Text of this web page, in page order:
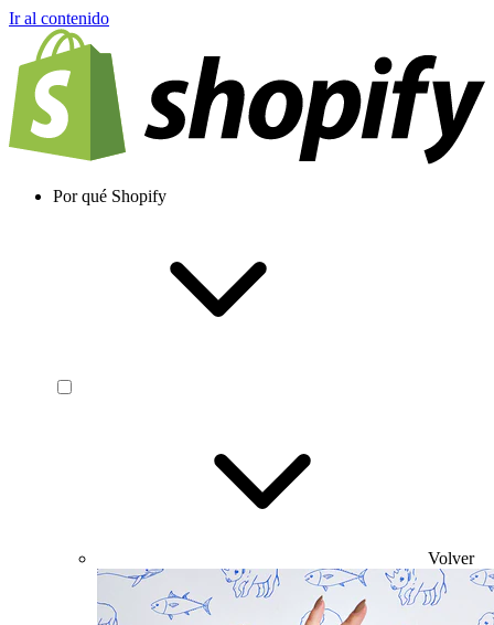
Ir al contenido
Por qué Shopify
Volver